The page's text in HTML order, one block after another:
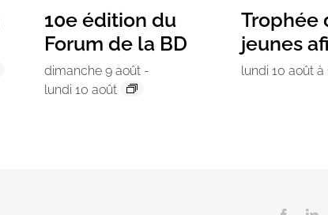
10e édition du
Forum de la BD
dimanche 9 août -
lundi 10 août
Trophée
jeunes
lundi 10 août à